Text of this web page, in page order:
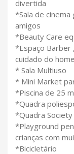
divertida
*Sala de
amigos
*Beauty Care
*Espaço Barber
cuidado do
* Sala Multiuso
* Mini Market
*Piscina de 25
*Quadra
*Quadra Society
*Playground
crianças com
*Bicicletário